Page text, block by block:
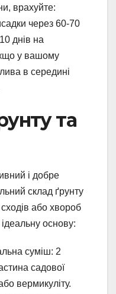
врахуйте:
через 60-70
днів на
у вашому
в середині
та
і добре
склад ґрунту
або хвороб
основу:
суміш: 2
садової
вермикуліту.